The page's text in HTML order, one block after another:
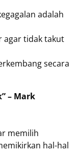
adalah
agar tidak takut
secara
– Mark
memilih
hal-hal